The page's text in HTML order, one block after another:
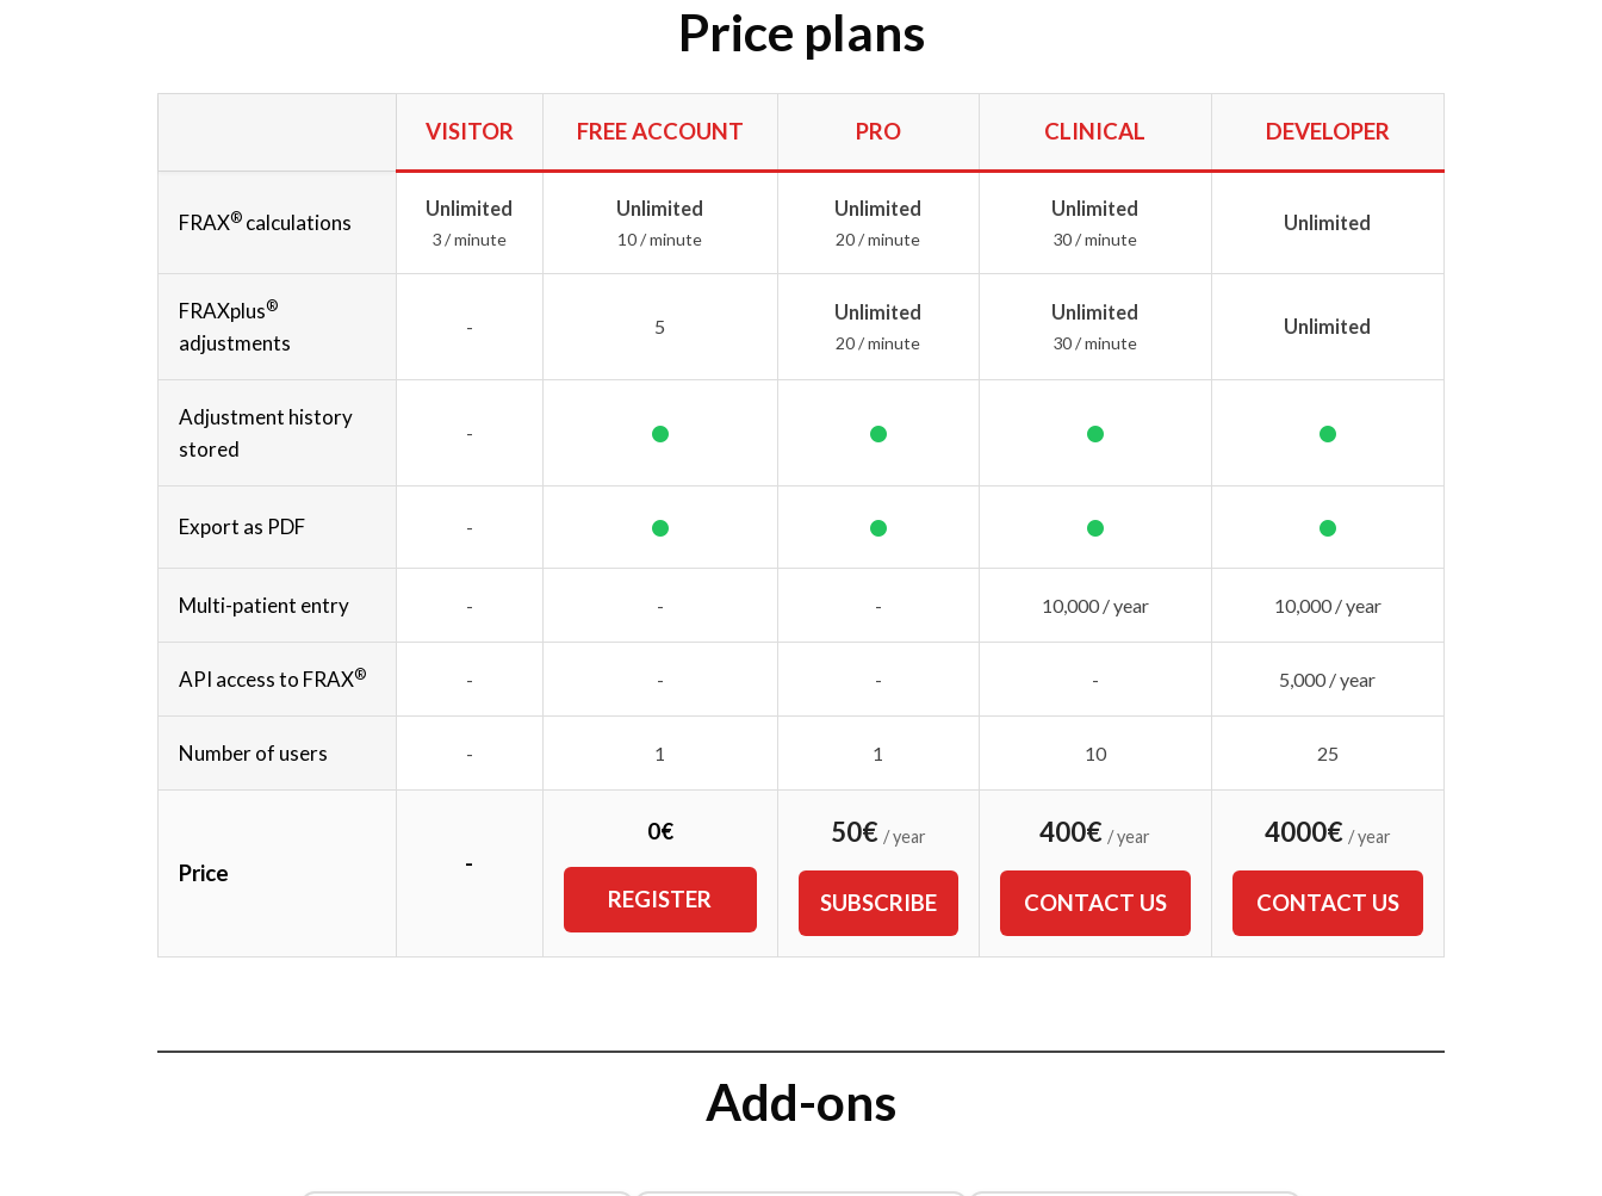
Price plans
VISITOR FREE ACCOUNT PRO CLINICAL DEVELOPER
FRAX®calculations
Unlimited
3 / minute
Unlimited
10 / minute
Unlimited
20 / minute
Unlimited
30 / minute
Unlimited
FRAXplus®
adjustments
- 5
Unlimited
20 / minute
Unlimited
30 / minute
Unlimited
Adjustment history
stored
- • • • •
Export as PDF - • • • •
Multi-patient entry - - - 10,000 / year 10,000 / year
API access to FRAX® - - - - 5,000 / year
Number of users - 1 1 10 25
Price -
0€
REGISTER
50€ / year
SUBSCRIBE
400€ / year
CONTACT US
4000€ / year
CONTACT US
Add-ons